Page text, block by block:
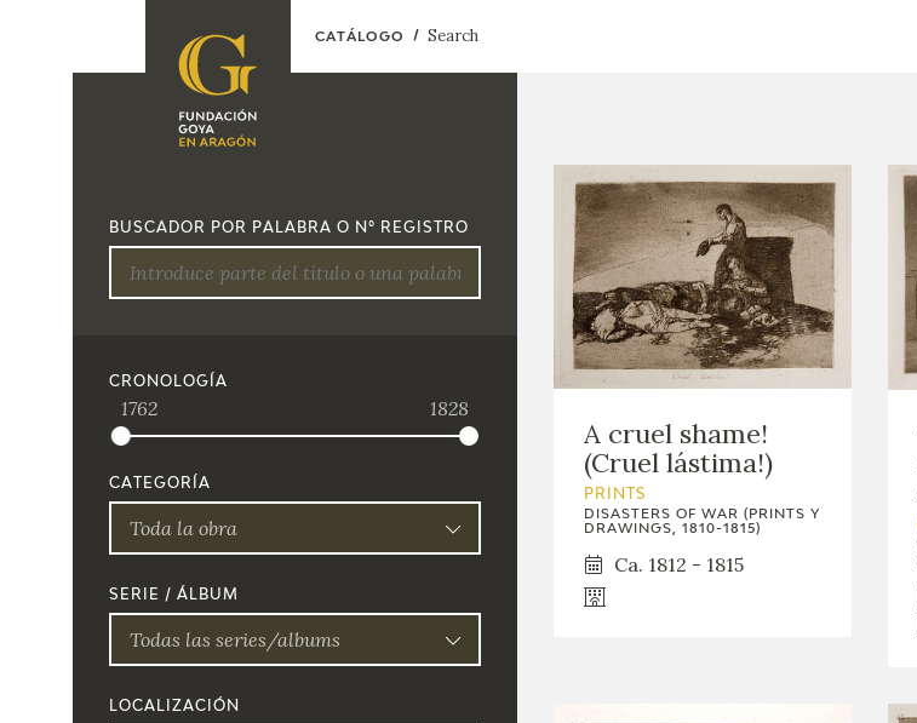
FOUNDATION
CONTACT
EL VIAJE DE GOYA
CATÁLOGO
PREMIO ARAGÓN
BUSCADOR POR PALABRA O Nº REGISTRO
CRONOLOGÍA
1762 1828
CATEGORÍA
Toda la obra
SERIE / ÁLBUM
Todas las series/albums
LOCALIZACIÓN
A cruel shame!
(Cruel lástima!)
PRINTS
DISASTERS OF WAR (PRINTS Y
DRAWINGS, 1810-1815)
Ca. 1812 - 1815
CATÁLOGO Search